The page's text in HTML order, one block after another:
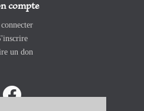
compte
connecter
un don